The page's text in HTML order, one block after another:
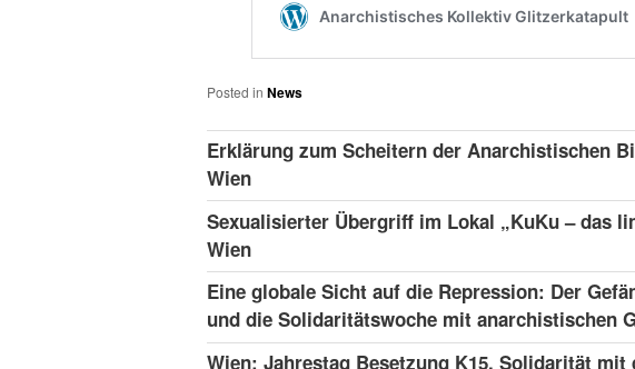
Posted in News
Erklärung zum Scheitern der Anarchistischen
Wien
Sexualisierter Übergriff im Lokal „KuKu – das
Wien
Eine globale Sicht auf die Repression: Der
und die Solidaritätswoche mit anarchistischen
Wien: Jahrestag Besetzung K15, Solidarität mit